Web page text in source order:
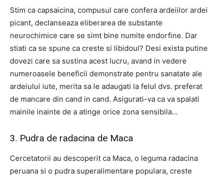
Stim ca capsaicina, compusul care confera ardeiilor ardei
picant, declanseaza eliberarea de substante
neurochimice care se simt bine numite endorfine. Dar
stiati ca se spune ca creste si libidoul? Desi exista putine
dovezi care sa sustina acest lucru, avand in vedere
numeroasele beneficii demonstrate pentru sanatate ale
ardeiului iute, merita sa le adaugati la felul dvs. preferat
de mancare din cand in cand. Asigurati-va ca va spalati
mainile inainte de a atinge orice zona sensibila…
3. Pudra de radacina de Maca
Cercetatorii au descoperit ca Maca, o leguma radacina
peruana si o pudra superalimentare populara, creste